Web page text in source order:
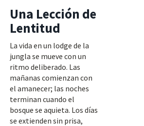
Una Lección de
Lentitud
La vida en un lodge de la
jungla se mueve con un
ritmo deliberado. Las
mañanas comienzan con
el amanecer; las noches
terminan cuando el
bosque se aquieta. Los días
se extienden sin prisa,